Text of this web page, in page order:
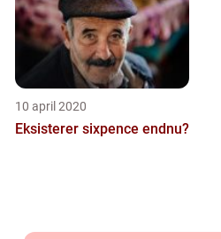
10 april 2020
Eksisterer sixpence endnu?